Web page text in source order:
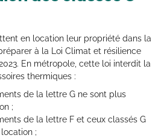
en location leur propriété dans la
à la Loi Climat et résilience
En métropole, cette loi interdit la
thermiques :
de la lettre G ne sont plus
;
de la lettre F et ceux classés G
;